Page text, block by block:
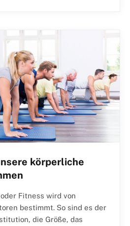
körperliche
Fitness wird von
bestimmt. So sind es der
die Größe, das